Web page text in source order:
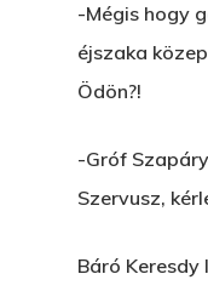
-Mégis hogy
éjszaka
Ödön?!
-Gróf
Szervusz,
Báró